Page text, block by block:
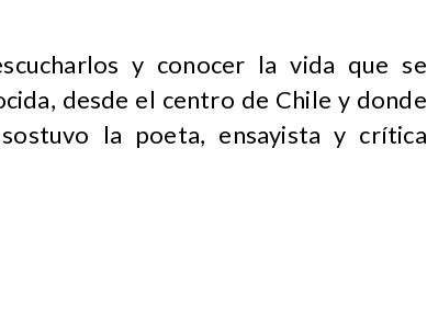
y conocer la vida que se
desde el centro de Chile y donde
la poeta, ensayista y crítica